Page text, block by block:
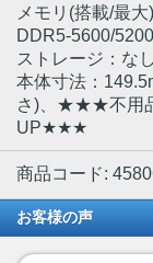
メモリ(搭載/最
DDR5-5600/
ストレージ：な
本体寸法：
さ)、★★★不用品
UP★★★
商品コード:
お客様の声